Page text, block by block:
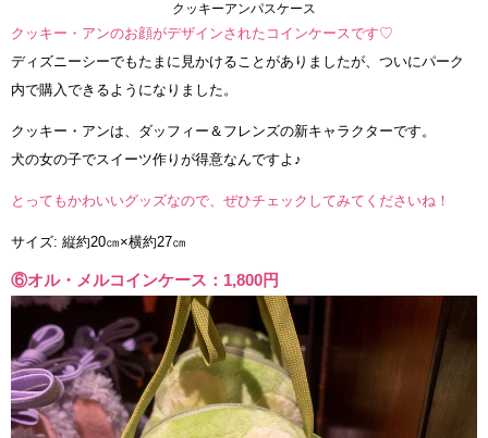
クッキーアンパスケース
クッキー・アンのお顔がデザインされたコインケースです♡
ディズニーシーでもたまに見かけることがありましたが、ついにパーク
内で購入できるようになりました。
クッキー・アンは、ダッフィー＆フレンズの新キャラクターです。
犬の女の子でスイーツ作りが得意なんですよ♪
とってもかわいいグッズなので、ぜひチェックしてみてくださいね！
サイズ: 縦約20㎝×横約27㎝
⑥オル・メルコインケース：1,800円